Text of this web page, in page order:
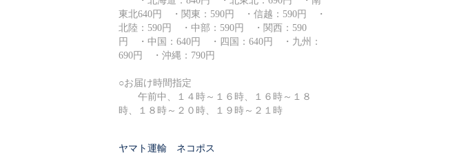
東北640円 ・関東：590円 ・信越：590円 ・
北陸：590円 ・中部：590円 ・関西：590
円 ・中国：640円 ・四国：640円 ・九州：
690円 ・沖縄：790円
○お届け時間指定
午前中、１４時～１６時、１６時～１８
時、１８時～２０時、１９時～２１時
ヤマト運輸 ネコポス